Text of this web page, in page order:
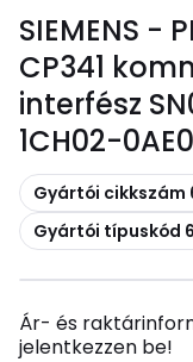
SIEMENS -
CP341
interfész
1CH02-0AE0
Másolás
Gyártói cikkszám
Másolás
Gyártói típuskód
Ár- és
jelentkezzen be!